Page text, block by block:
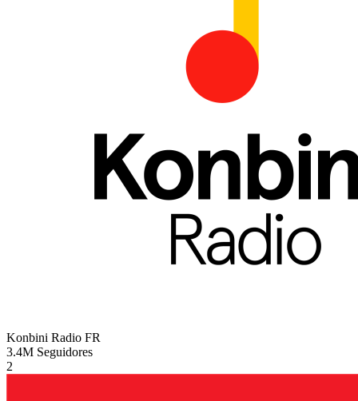
Konbini Radio FR
3.4M Seguidores
2